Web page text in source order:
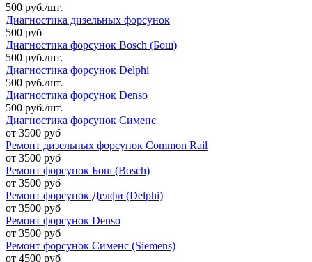
500 руб./шт.
Диагностика дизельных форсунок
500 руб
Диагностика форсунок Bosch (Бош)
500 руб./шт.
Диагностика форсунок Delphi
500 руб./шт.
Диагностика форсунок Denso
500 руб./шт.
Диагностика форсунок Сименс
от 3500 руб
Ремонт дизельных форсунок Common Rail
от 3500 руб
Ремонт форсунок Бош (Bosch)
от 3500 руб
Ремонт форсунок Делфи (Delphi)
от 3500 руб
Ремонт форсунок Denso
от 3500 руб
Ремонт форсунок Сименс (Siemens)
от 4500 руб